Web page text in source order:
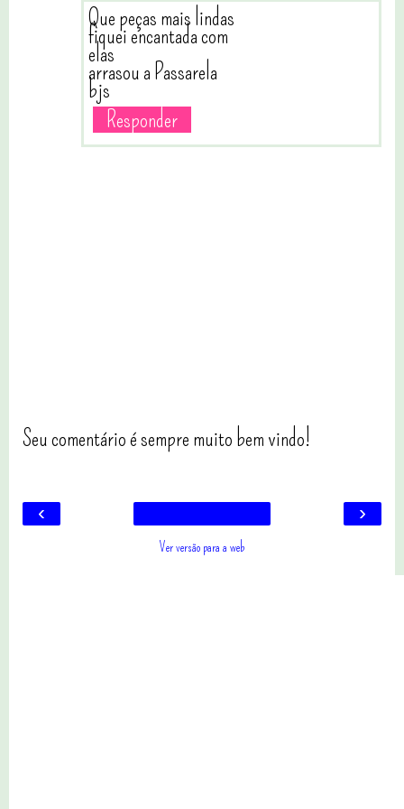
Que peças mais lindas
fiquei encantada com
elas
arrasou a Passarela
bjs
Responder
Seu comentário é sempre muito bem vindo!
‹ ›
Ver versão para a web